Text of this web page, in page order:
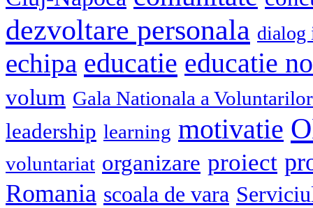
dezvoltare personala dialog
echipa educatie educatie
volum Gala Nationala a Voluntarilor
leadership learning motivatie
voluntariat organizare proiect
Romania scoala de vara